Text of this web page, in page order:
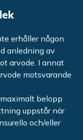
erhåller någon
anledning av
arvode. I annat
motsvarande
belopp
uppstår när
och/eller